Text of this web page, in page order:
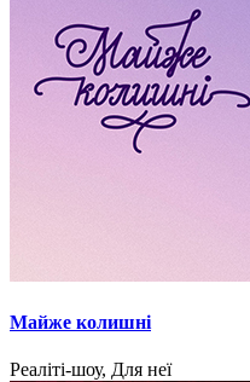
Майже колишні
Реаліті-шоу, Для неї